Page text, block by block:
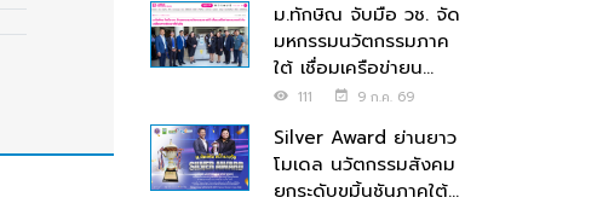
ม.ทักษิณ จับมือ วช. จัด
มหกรรมนวัตกรรมภาค
ใต้ เชื่อมเครือข่ายน...
111 9 ก.ค. 69
Silver Award ย่านยาว
โมเดล นวัตกรรมสังคม
ยกระดับขมิ้นชันภาคใต้...